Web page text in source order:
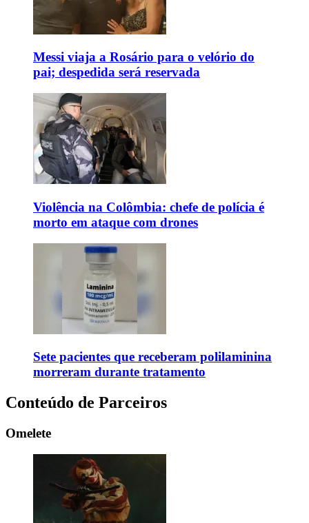
Messi viaja a Rosário para o velório do
pai; despedida será reservada
Violência na Colômbia: chefe de polícia é
morto em ataque com drones
Sete pacientes que receberam polilaminina
morreram durante tratamento
Conteúdo de Parceiros
Omelete